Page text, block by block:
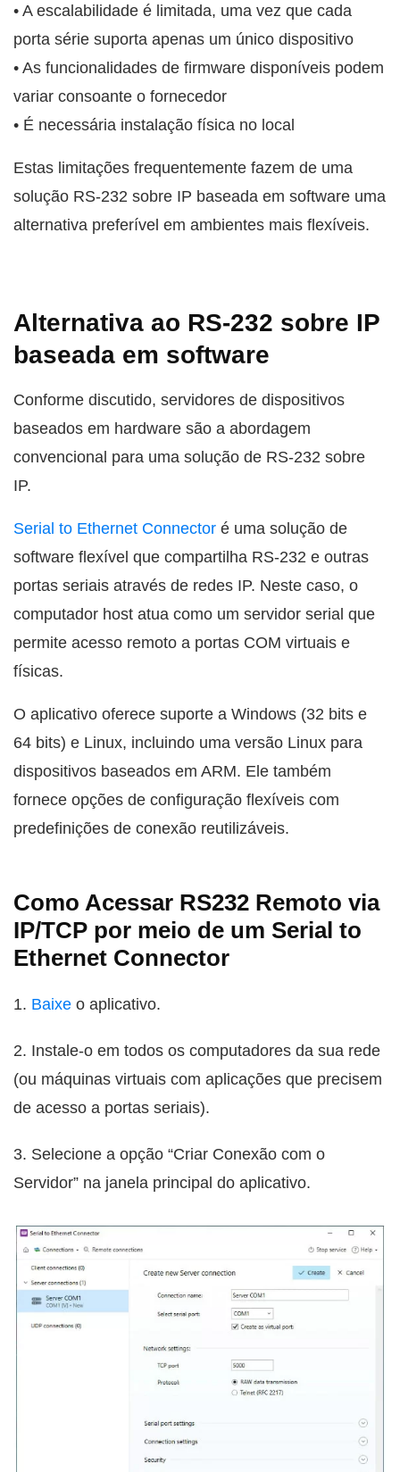
• A escalabilidade é limitada, uma vez que cada
porta série suporta apenas um único dispositivo
• As funcionalidades de firmware disponíveis podem
variar consoante o fornecedor
• É necessária instalação física no local
Estas limitações frequentemente fazem de uma
solução RS-232 sobre IP baseada em software uma
alternativa preferível em ambientes mais flexíveis.
Alternativa ao RS-232 sobre IP
baseada em software
Conforme discutido, servidores de dispositivos
baseados em hardware são a abordagem
convencional para uma solução de RS-232 sobre
IP.
Serial to Ethernet Connector é uma solução de
software flexível que compartilha RS-232 e outras
portas seriais através de redes IP. Neste caso, o
computador host atua como um servidor serial que
permite acesso remoto a portas COM virtuais e
físicas.
O aplicativo oferece suporte a Windows (32 bits e
64 bits) e Linux, incluindo uma versão Linux para
dispositivos baseados em ARM. Ele também
fornece opções de configuração flexíveis com
predefinições de conexão reutilizáveis.
Como Acessar RS232 Remoto via
IP/TCP por meio de um Serial to
Ethernet Connector
1. Baixe o aplicativo.
2. Instale-o em todos os computadores da sua rede
(ou máquinas virtuais com aplicações que precisem
de acesso a portas seriais).
3. Selecione a opção “Criar Conexão com o
Servidor” na janela principal do aplicativo.